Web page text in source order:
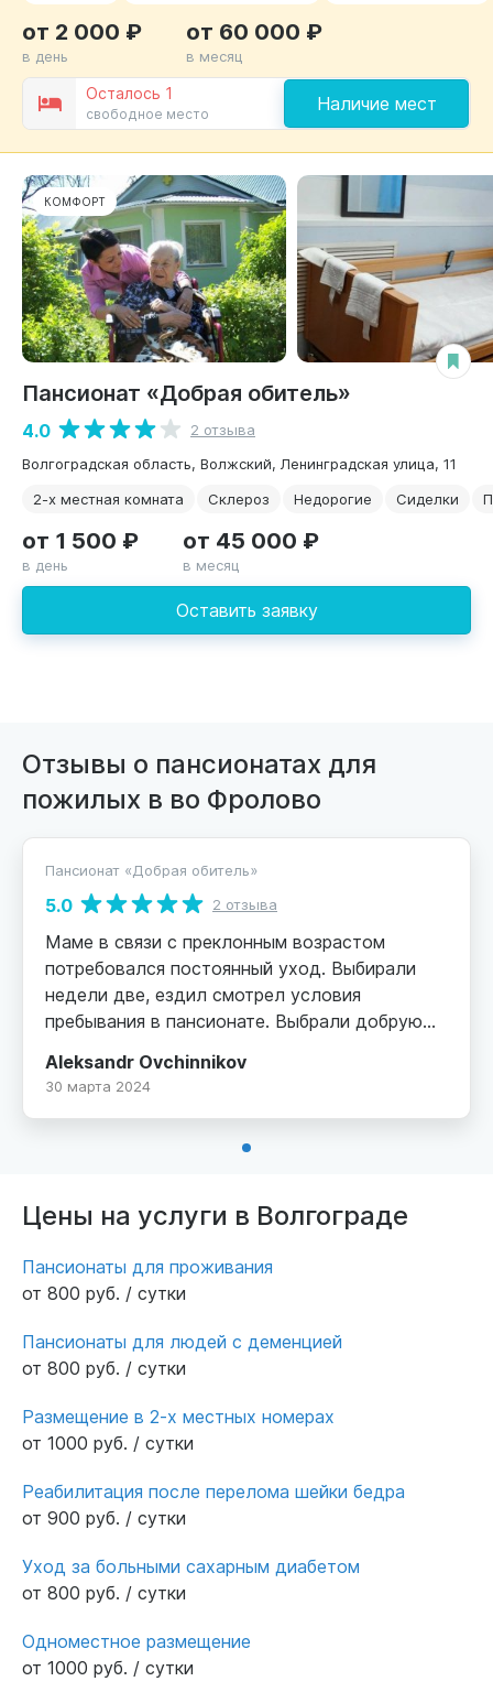
Осталось 1
свободное место Наличие мест
от 2 000 ₽
в день
от 60 000 ₽
в месяц
КОМФОРТ
Пансионат «Добрая обитель»
4.0
2 отзыва
Волгоградская область, Волжский, Ленинградская улица, 11
2-х местная комната
Склероз Недорогие Сиделки
Оставить заявку
от 1 500 ₽
в день
от 45 000 ₽
в месяц
Отзывы о пансионатах для
пожилых в во Фролово
Пансионат «Добрая обитель»
5.0 2 отзыва
Маме в связи с преклонным возрастом
потребовался постоянный уход. Выбирали
недели две, ездил смотрел условия
пребывания в пансионате. Выбрали добрую
очень хорошо присматривают за матушкой. В
пансионате свежий ремонт, специальные
Aleksandr Ovchinnikov
30 марта 2024
Цены на услуги в Волгограде
Пансионаты для проживания
от 800 руб. / сутки
Пансионаты для людей с деменцией
от 800 руб. / сутки
Размещение в 2-х местных номерах
от 1000 руб. / сутки
Реабилитация после перелома шейки бедра
от 900 руб. / сутки
Уход за больными сахарным диабетом
от 800 руб. / сутки
Одноместное размещение
от 1000 руб. / сутки